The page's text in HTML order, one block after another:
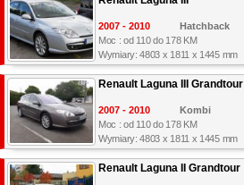
2007 - 2010
Hatchback
Moc : od 110 do 178 KM
Wymiary: 4803 x 1811 x 1445 mm
Renault Laguna III Grandtour
2007 - 2010
Kombi
Moc : od 110 do 178 KM
Wymiary: 4803 x 1811 x 1445 mm
Renault Laguna II Grandtour